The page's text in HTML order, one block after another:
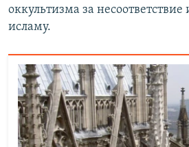
оккультизма за
исламу.